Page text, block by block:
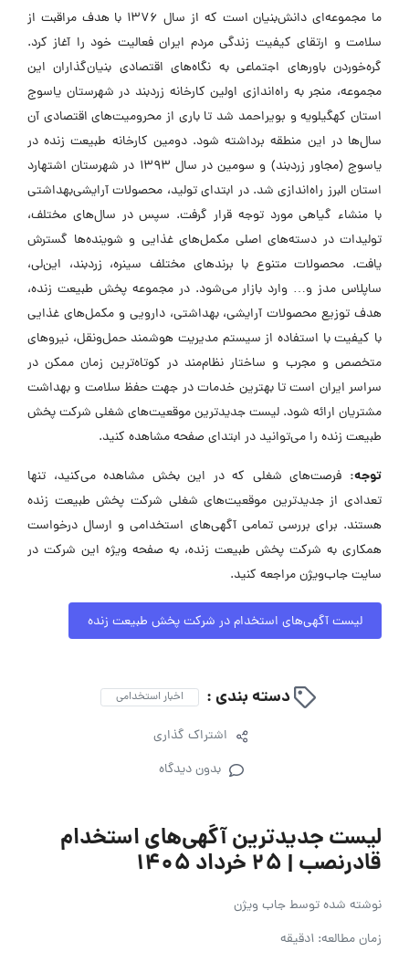
ما مجموعه‌ای دانش‌بنیان است که از سال ۱۳۷۶ با هدف مراقبت از
سلامت و ارتقای کیفیت زندگی مردم ایران فعالیت خود را آغاز کرد.
گره‌خوردن باورهای اجتماعی به نگاه‌های اقتصادی بنیان‌گذاران این
مجموعه، منجر به راه‌اندازی اولین کارخانه زردبند در شهرستان یاسوج
استان کهگیلویه و بویراحمد شد تا باری از محرومیت‌های اقتصادی آن
سال‌ها در این منطقه برداشته شود. دومین کارخانه طبیعت زنده در
یاسوج (مجاور زردبند) و سومین در سال ۱۳۹۳ در شهرستان اشتهارد
استان البرز راه‌اندازی شد. در ابتدای تولید، محصولات آرایشی‌بهداشتی
با منشاء گیاهی مورد توجه قرار گرفت. سپس در سال‌های مختلف،
تولیدات در دسته‌های اصلی مکمل‌های غذایی و شوینده‌ها گسترش
یافت. محصولات متنوع با برندهای مختلف سینره، زردبند، این‌لی،
ساپلاس مدز و… وارد بازار می‌شود. در مجموعه پخش طبیعت زنده،
هدف توزیع محصولات آرایشی، بهداشتی، دارویی و مکمل‌های غذایی
با کیفیت با استفاده از سیستم مدیریت هوشمند حمل‌ونقل، نیروهای
متخصص و مجرب و ساختار نظام‌مند در کوتاه‌ترین زمان ممکن در
سراسر ایران است تا بهترین خدمات در جهت حفظ سلامت و بهداشت
مشتریان ارائه شود. لیست جدیدترین موقعیت‌های شغلی شرکت پخش
طبیعت زنده را می‌توانید در ابتدای صفحه مشاهده کنید.
توجه: فرصت‌های شغلی که در این بخش مشاهده می‌کنید، تنها
تعدادی از جدیدترین موقعیت‌های شغلی شرکت پخش طبیعت زنده
هستند. برای بررسی تمامی آگهی‌های استخدامی و ارسال درخواست
همکاری به شرکت پخش طبیعت زنده، به صفحه ویژه این شرکت در
سایت جاب‌ویژن مراجعه کنید.
لیست آگهی‌های استخدام در شرکت پخش طبیعت زنده
دسته بندی : اخبار استخدامی
اشتراک گذاری
بدون دیدگاه
لیست جدیدترین آگهی‌های استخدام
قادرنصب | ۲۵ خرداد ۱۴۰۵
نوشته شده توسطجاب ویژن
زمان مطالعه: 1دقیقه